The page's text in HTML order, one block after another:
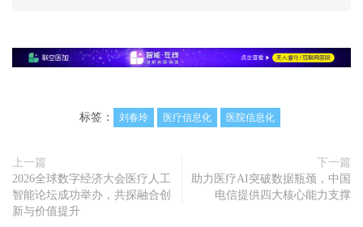
标签： 刘春玲 医疗信息化 医院信息化
上一篇
2026全球数字经济大会医疗人工
智能论坛成功举办，共探融合创
新与价值提升
下一篇
助力医疗AI突破数据瓶颈，中国
电信提供四大核心能力支撑